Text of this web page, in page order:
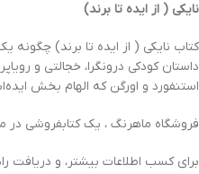
نایکی ( از ایده تا برند)
کتاب نایکی ( از ایده تا برند)
داستان کودکی درونگرا، خجالتی و
استنفورد و اورگن که الهام بخش
فروشگاه ماهرنگ ، یک کتابفروشی
برای کسب اطلاعات بیشتر، و دریافت